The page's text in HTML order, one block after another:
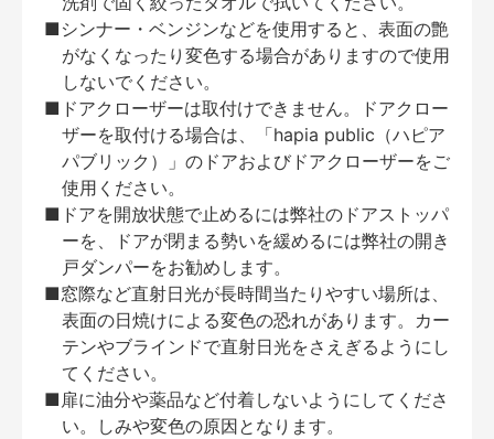
■シンナー・ベンジンなどを使用すると、表面の艶
がなくなったり変色する場合がありますので使用
しないでください。
■ドアクローザーは取付けできません。ドアクロー
ザーを取付ける場合は、「hapia public（ハピア
パブリック）」のドアおよびドアクローザーをご
使用ください。
■ドアを開放状態で止めるには弊社のドアストッパ
ーを、ドアが閉まる勢いを緩めるには弊社の開き
戸ダンパーをお勧めします。
■窓際など直射日光が長時間当たりやすい場所は、
表面の日焼けによる変色の恐れがあります。カー
テンやブラインドで直射日光をさえぎるようにし
てください。
■扉に油分や薬品など付着しないようにしてくださ
い。しみや変色の原因となります。